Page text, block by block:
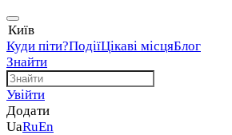
Київ
Куди піти?ПодіїЦікаві місцяБлог
Знайти
Увійти
Додати
UaRuEn